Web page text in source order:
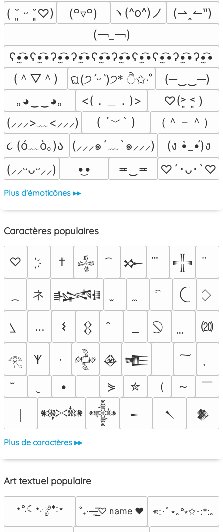
( ˘͈ ᵕ ˘͈♡)
(꒪▿꒪) ヽ(^o^)ノ
(⇀‸↼‶)
(￢_￢)
ʕ•̫͡•ʕ•̫͡•ʔ•̫͡•ʔ•̫͡•ʕ•̫͡•ʔ•̫͡•ʕ•̫͡•ʕ•̫͡•ʔ•̫͡•ʔ•̫͡•
(＾▽＾)
ଘ(੭ˊᵕˋ)੭* ੈ✩‧˚
(─‿‿─)
｡◕‿‿◕｡
<(．＿．)>
♡(˃͈ ˂͈ )
(⸝⸝⸝>﹏<⸝⸝⸝)
( ´﹀` )
（＾－＾）
૮ (ó﹏ò｡)ა
(⸝⸝⸝๑´﹏`๑⸝⸝⸝)
(ง •̀_•́)ง
(⸝⸝ᵕᴗᵕ⸝⸝)
•͜• ≖‿≖ ♡´･ᴗ･`♡
Plus d'émoticônes ▸▸
Caractères populaires
♡ † 𒈔 𒁍 𒋲
ネ 𒈙
… 𐌔 𒌐 ⒇
𓂀 𐊵 ٠ 𒅒 𒊲 𒍫
•
⋟ ✮ （ ～
￣
𒀰 𒀱 𒀸 𒀹 𒆎
Plus de caractères ▸▸
Art textuel populaire
⋆°.☾⋆.ೃ࿔*:⋆ ˚₊·—̳͟͞͞♡ name ♥️ 𖦹:･ﾟ⋆｡°⭒✩･:*:｡